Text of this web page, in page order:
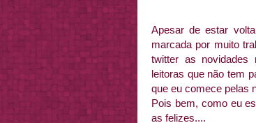
Apesar de estar
marcada por muito
twitter as
leitoras que não tem
que eu comece pelas
Pois bem, como eu
as felizes....